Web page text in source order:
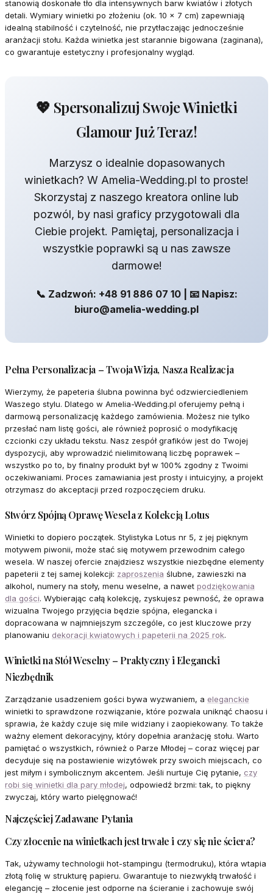
stanowią doskonałe tło dla intensywnych barw kwiatów i złotych
detali. Wymiary winietki po złożeniu (ok. 10 x 7 cm) zapewniają
idealną stabilność i czytelność, nie przytłaczając jednocześnie
aranżacji stołu. Każda winietka jest starannie bigowana (zaginana),
co gwarantuje estetyczny i profesjonalny wygląd.
💖 Spersonalizuj Swoje Winietki
Glamour Już Teraz!
Marzysz o idealnie dopasowanych
winietkach? W Amelia-Wedding.pl to proste!
Skorzystaj z naszego kreatora online lub
pozwól, by nasi graficy przygotowali dla
Ciebie projekt. Pamiętaj, personalizacja i
wszystkie poprawki są u nas zawsze
darmowe!
📞 Zadzwoń: +48 91 886 07 10 | 📧 Napisz:
biuro@amelia-wedding.pl
Pełna Personalizacja – Twoja Wizja, Nasza Realizacja
Wierzymy, że papeteria ślubna powinna być odzwierciedleniem
Waszego stylu. Dlatego w Amelia-Wedding.pl oferujemy pełną i
darmową personalizację każdego zamówienia. Możesz nie tylko
przesłać nam listę gości, ale również poprosić o modyfikację
czcionki czy układu tekstu. Nasz zespół grafików jest do Twojej
dyspozycji, aby wprowadzić nielimitowaną liczbę poprawek –
wszystko po to, by finalny produkt był w 100% zgodny z Twoimi
oczekiwaniami. Proces zamawiania jest prosty i intuicyjny, a projekt
otrzymasz do akceptacji przed rozpoczęciem druku.
Stwórz Spójną Oprawę Wesela z Kolekcją Lotus
Winietki to dopiero początek. Stylistyka Lotus nr 5, z jej pięknym
motywem piwonii, może stać się motywem przewodnim całego
wesela. W naszej ofercie znajdziesz wszystkie niezbędne elementy
papeterii z tej samej kolekcji: zaproszenia ślubne, zawieszki na
alkohol, numery na stoły, menu weselne, a nawet podziękowania
dla gości. Wybierając całą kolekcję, zyskujesz pewność, że oprawa
wizualna Twojego przyjęcia będzie spójna, elegancka i
dopracowana w najmniejszym szczególe, co jest kluczowe przy
planowaniu dekoracji kwiatowych i papeterii na 2025 rok.
Winietki na Stół Weselny – Praktyczny i Elegancki
Niezbędnik
Zarządzanie usadzeniem gości bywa wyzwaniem, a eleganckie
winietki to sprawdzone rozwiązanie, które pozwala uniknąć chaosu i
sprawia, że każdy czuje się mile widziany i zaopiekowany. To także
ważny element dekoracyjny, który dopełnia aranżację stołu. Warto
pamiętać o wszystkich, również o Parze Młodej – coraz więcej par
decyduje się na postawienie wizytówek przy swoich miejscach, co
jest miłym i symbolicznym akcentem. Jeśli nurtuje Cię pytanie, czy
robi się winietki dla pary młodej, odpowiedź brzmi: tak, to piękny
zwyczaj, który warto pielęgnować!
Najczęściej Zadawane Pytania
Czy złocenie na winietkach jest trwałe i czy się nie ściera?
Tak, używamy technologii hot-stampingu (termodruku), która wtapia
złotą folię w strukturę papieru. Gwarantuje to niezwykłą trwałość i
elegancję – złocenie jest odporne na ścieranie i zachowuje swój